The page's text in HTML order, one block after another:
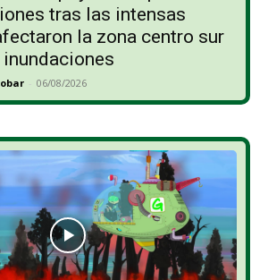
tras las intensas
la zona centro sur
- 06/08/2026